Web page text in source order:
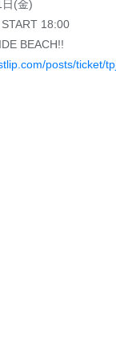
(金)
18:00
BEACH!!
posts/ticket/